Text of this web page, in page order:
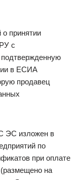
принятии
с
в ЕСИА
продавец
ЭС изложен в
по
при оплате
(размещено на